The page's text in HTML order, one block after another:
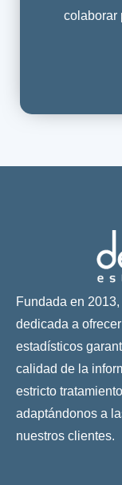
colaborar
Fundada en
dedicada a
estadísticos
calidad de la
estricto
adaptándonos a
nuestros clientes.